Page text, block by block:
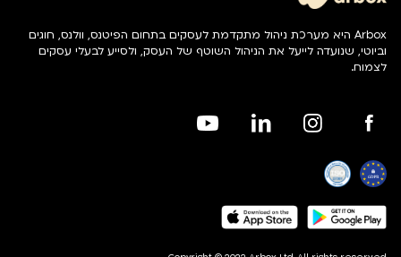
Arbox היא מערכת ניהול מתקדמת לעסקים בתחום הפיטנס, וולנס, חוגים
וביוטי, שנועדה לייעל את הניהול השוטף של העסק, ולסייע לבעלי עסקים
לצמוח.